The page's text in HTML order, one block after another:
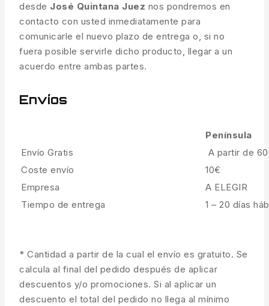
desde José Quintana Juez nos pondremos en
contacto con usted inmediatamente para
comunicarle el nuevo plazo de entrega o, si no
fuera posible servirle dicho producto, llegar a un
acuerdo entre ambas partes.
Envíos
Península
Envío Gratis
A partir de
Coste envío
10€
Empresa
A ELEGIR
Tiempo de entrega
1 – 20 días
* Cantidad a partir de la cual el envío es gratuito. Se
calcula al final del pedido después de aplicar
descuentos y/o promociones. Si al aplicar un
descuento el total del pedido no llega al mínimo